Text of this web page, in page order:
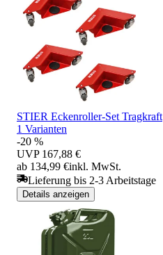
STIER Eckenroller-Set Tragkraft
1 Varianten
-20 %
UVP 167,88 €
ab 134,99 €inkl. MwSt.
Lieferung bis 2-3 Arbeitstage
Details anzeigen